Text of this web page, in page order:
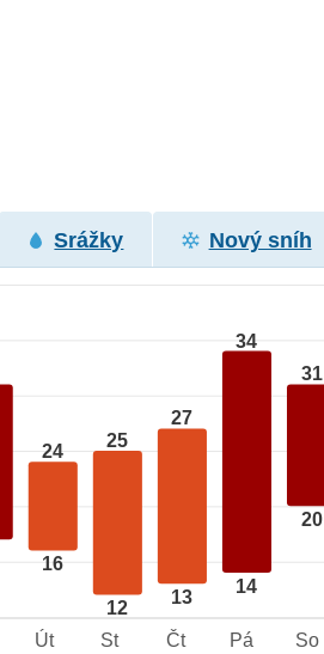
Srážky Nový sníh
24
16
25
12
27
13
34
14
31
20
Út St Čt Pá So